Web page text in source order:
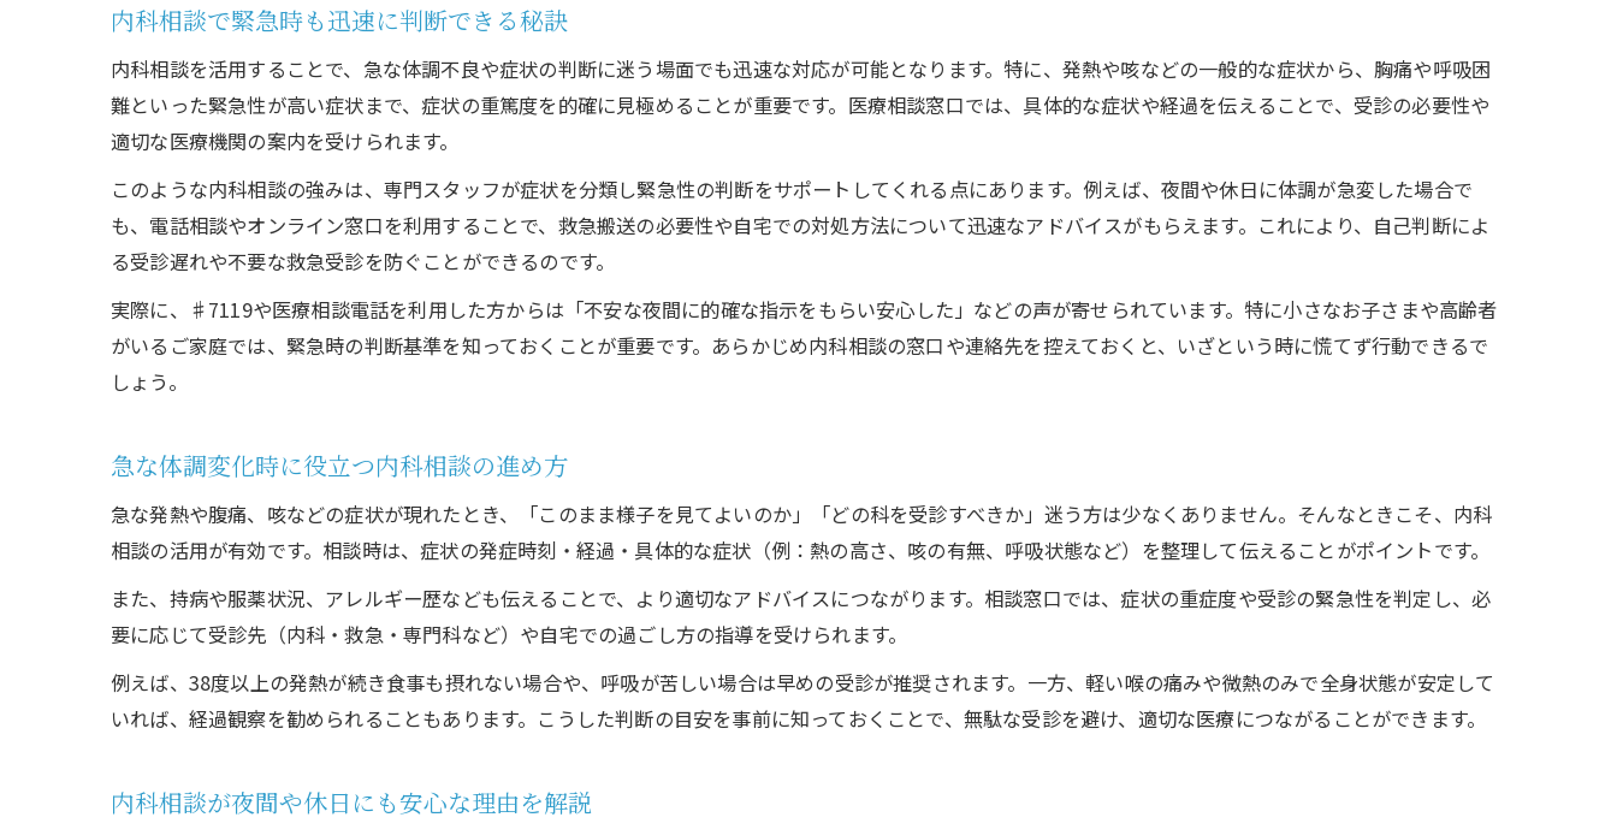
内科相談で医療機関選びの不安を解消しよう
受診科に悩んだら内科相談窓口の賢い使い方
どの科に行けばいいか迷った時の内科相談活用
内科相談で症状に合った医療機関を見つける方法
内科相談窓口で急な症状に備えるコツとは
内科に相談すべき症状と適切な判断ポイント
迷いやすい症状を内科相談で判断する方法
内科相談を受けるべきタイミングを紹介
内科相談で緊急時も迅速に判断できる秘訣
内科相談を活用することで、急な体調不良や症状の判断に迷う場面でも迅速な対応が可能となります。特に、発熱や咳などの一般的な症状から、胸痛や呼吸困
難といった緊急性が高い症状まで、症状の重篤度を的確に見極めることが重要です。医療相談窓口では、具体的な症状や経過を伝えることで、受診の必要性や
適切な医療機関の案内を受けられます。
このような内科相談の強みは、専門スタッフが症状を分類し緊急性の判断をサポートしてくれる点にあります。例えば、夜間や休日に体調が急変した場合で
も、電話相談やオンライン窓口を利用することで、救急搬送の必要性や自宅での対処方法について迅速なアドバイスがもらえます。これにより、自己判断によ
る受診遅れや不要な救急受診を防ぐことができるのです。
実際に、♯7119や医療相談電話を利用した方からは「不安な夜間に的確な指示をもらい安心した」などの声が寄せられています。特に小さなお子さまや高齢者
がいるご家庭では、緊急時の判断基準を知っておくことが重要です。あらかじめ内科相談の窓口や連絡先を控えておくと、いざという時に慌てず行動できるで
しょう。
急な体調変化時に役立つ内科相談の進め方
急な発熱や腹痛、咳などの症状が現れたとき、「このまま様子を見てよいのか」「どの科を受診すべきか」迷う方は少なくありません。そんなときこそ、内科
相談の活用が有効です。相談時は、症状の発症時刻・経過・具体的な症状（例：熱の高さ、咳の有無、呼吸状態など）を整理して伝えることがポイントです。
また、持病や服薬状況、アレルギー歴なども伝えることで、より適切なアドバイスにつながります。相談窓口では、症状の重症度や受診の緊急性を判定し、必
要に応じて受診先（内科・救急・専門科など）や自宅での過ごし方の指導を受けられます。
例えば、38度以上の発熱が続き食事も摂れない場合や、呼吸が苦しい場合は早めの受診が推奨されます。一方、軽い喉の痛みや微熱のみで全身状態が安定して
いれば、経過観察を勧められることもあります。こうした判断の目安を事前に知っておくことで、無駄な受診を避け、適切な医療につながることができます。
内科相談が夜間や休日にも安心な理由を解説